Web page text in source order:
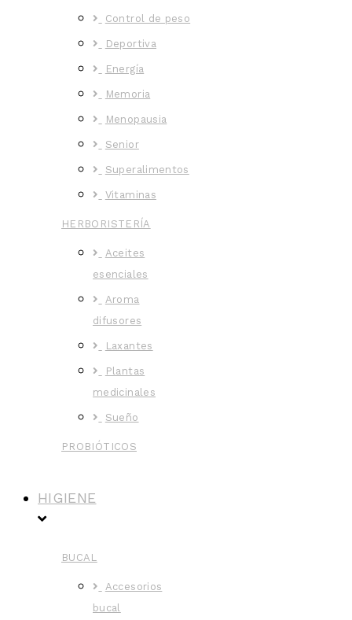
Control de peso
Deportiva
Energía
Memoria
Menopausia
Senior
Superalimentos
Vitaminas
HERBORISTERÍA
Aceites
esenciales
Aroma
difusores
Laxantes
Plantas
medicinales
Sueño
PROBIÓTICOS
HIGIENE
BUCAL
Accesorios
bucal